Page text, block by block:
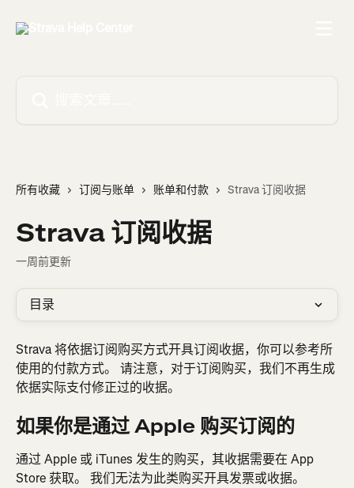
所有收藏 订阅与账单 账单和付款 Strava 订阅收据
Strava 订阅收据
一周前更新
目录
Strava 将依据订阅购买方式开具订阅收据，你可以参考所
使用的付款方式。 请注意，对于订阅购买，我们不再生成
依据实际支付修正过的收据。
如果你是通过 Apple 购买订阅的
通过 Apple 或 iTunes 发生的购买，其收据需要在 App
Store 获取。 我们无法为此类购买开具发票或收据。